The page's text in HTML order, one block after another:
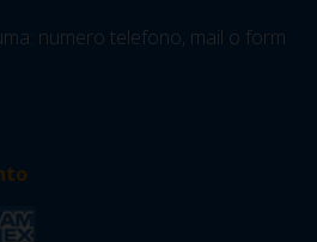
numero telefono, mail o form